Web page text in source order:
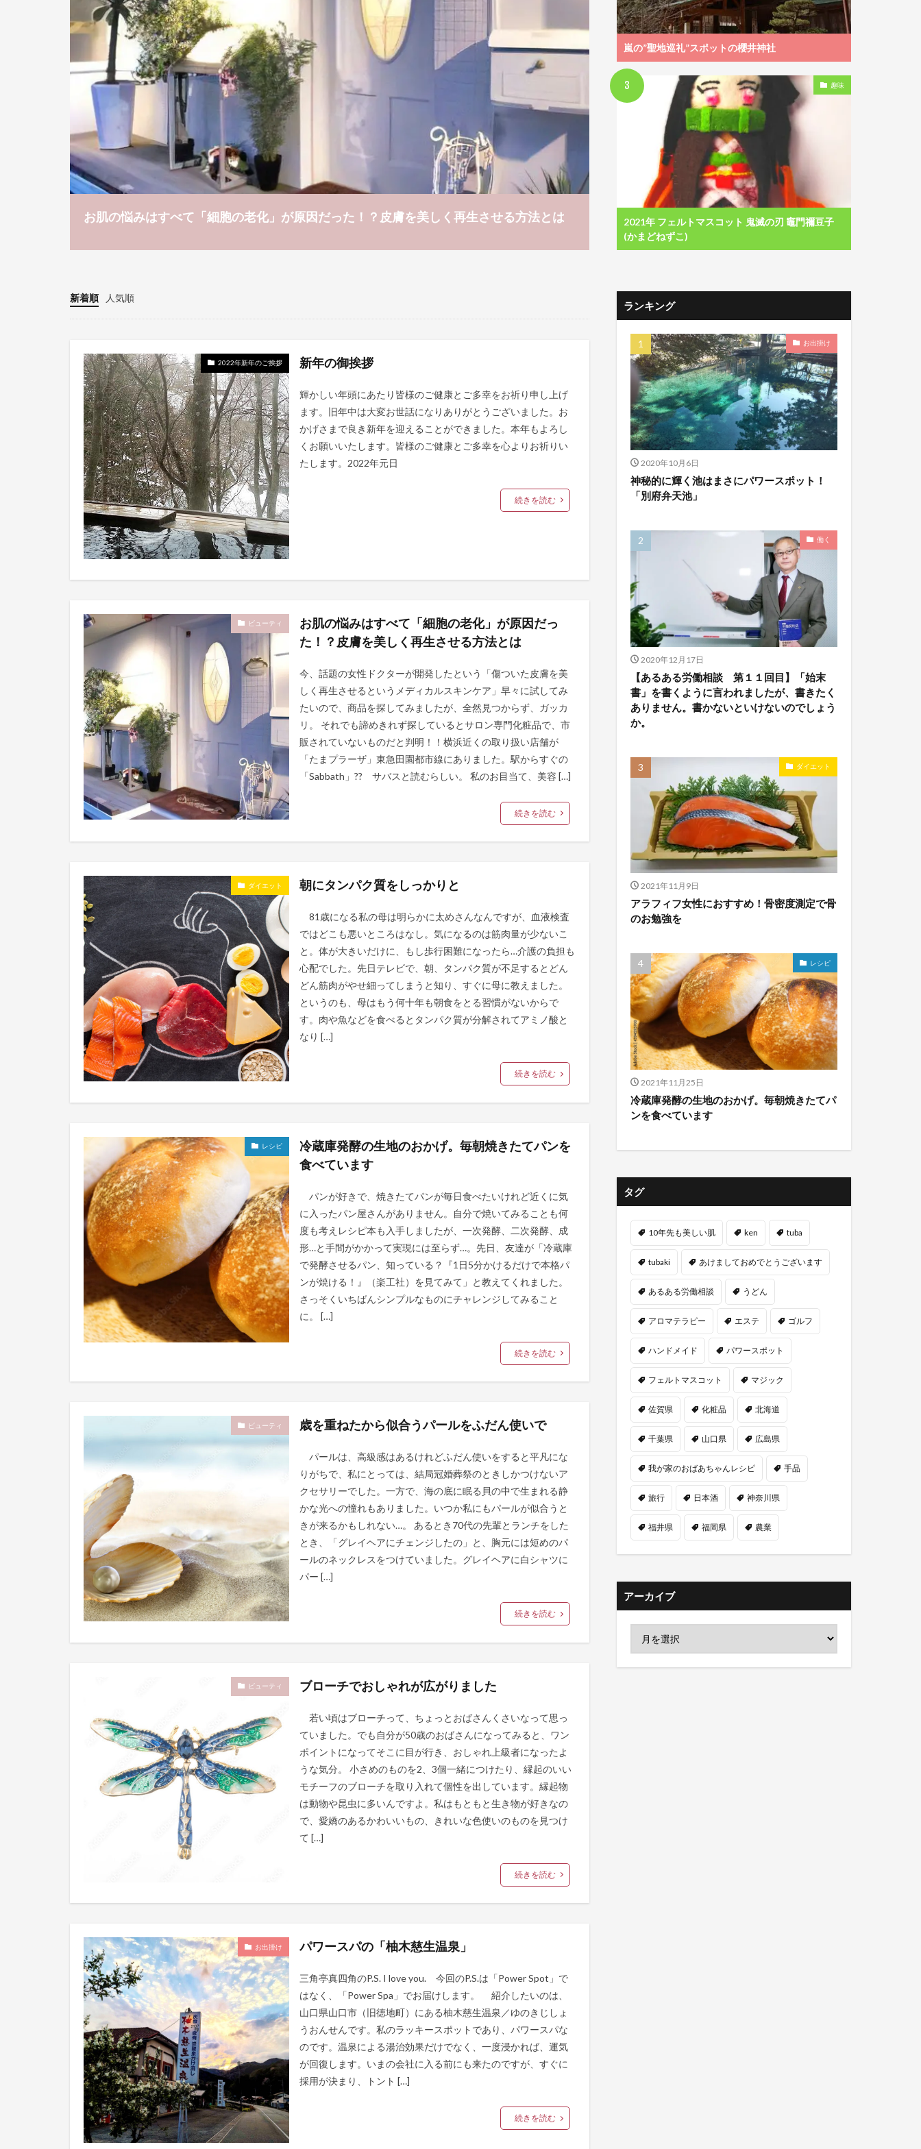
お肌の悩みはすべて「細胞の老化」が原因だった！？皮膚を美しく再生させる方法とは
嵐の”聖地巡礼”スポットの櫻井神社
趣味
2021年 フェルトマスコット 鬼滅の刃 竈門禰豆子
(かまどねずこ)
新着順 人気順
2022年新年のご挨拶 新年の御挨拶
輝かしい年頭にあたり皆様のご健康とご多幸をお祈り申し上げ
ます。旧年中は大変お世話になりありがとうございました。お
かげさまで良き新年を迎えることができました。本年もよろし
くお願いいたします。皆様のご健康とご多幸を心よりお祈りい
たします。2022年元日
続きを読む
ビューティ
お肌の悩みはすべて「細胞の老化」が原因だっ
た！？皮膚を美しく再生させる方法とは
今、話題の女性ドクターが開発したという「傷ついた皮膚を美
しく再生させるというメディカルスキンケア」早々に試してみ
たいので、商品を探してみましたが、全然見つからず、ガッカ
リ。 それでも諦めきれず探しているとサロン専門化粧品で、市
販されていないものだと判明！！横浜近くの取り扱い店舗が
「たまプラーザ」東急田園都市線にありました。駅からすぐの
「Sabbath」?? サバスと読むらしい。 私のお目当て、美容 […]
続きを読む
ダイエット 朝にタンパク質をしっかりと
81歳になる私の母は明らかに太めさんなんですが、血液検査
ではどこも悪いところはなし。気になるのは筋肉量が少ないこ
と。体が大きいだけに、もし歩行困難になったら…介護の負担も
心配でした。先日テレビで、朝、タンパク質が不足するとどん
どん筋肉がやせ細ってしまうと知り、すぐに母に教えました。
というのも、母はもう何十年も朝食をとる習慣がないからで
す。肉や魚などを食べるとタンパク質が分解されてアミノ酸と
なり […]
続きを読む
レシピ
冷蔵庫発酵の生地のおかげ。毎朝焼きたてパンを
食べています
パンが好きで、焼きたてパンが毎日食べたいけれど近くに気
に入ったパン屋さんがありません。自分で焼いてみることも何
度も考えレシピ本も入手しましたが、一次発酵、二次発酵、成
形…と手間がかかって実現には至らず…。先日、友達が「冷蔵庫
で発酵させるパン、知っている？『1日5分かけるだけで本格パ
ンが焼ける！』（楽工社）を見てみて」と教えてくれました。
さっそくいちばんシンプルなものにチャレンジしてみること
に。 […]
続きを読む
ビューティ 歳を重ねたから似合うパールをふだん使いで
パールは、高級感はあるけれどふだん使いをすると平凡にな
りがちで、私にとっては、結局冠婚葬祭のときしかつけないア
クセサリーでした。一方で、海の底に眠る貝の中で生まれる静
かな光への憧れもありました。いつか私にもパールが似合うと
きが来るかもしれない…。 あるとき70代の先輩とランチをした
とき、「グレイヘアにチェンジしたの」と、胸元には短めのパ
ールのネックレスをつけていました。グレイヘアに白シャツに
パー […]
続きを読む
ビューティ ブローチでおしゃれが広がりました
若い頃はブローチって、ちょっとおばさんくさいなって思っ
ていました。でも自分が50歳のおばさんになってみると、ワン
ポイントになってそこに目が行き、おしゃれ上級者になったよ
うな気分。 小さめのものを2、3個一緒につけたり、縁起のいい
モチーフのブローチを取り入れて個性を出しています。縁起物
は動物や昆虫に多いんですよ。私はもともと生き物が好きなの
で、愛嬌のあるかわいいもの、きれいな色使いのものを見つけ
て […]
続きを読む
お出掛け パワースパの「柚木慈生温泉」
三角亭真四角のP.S. I love you. 今回のP.S.は「Power Spot」で
はなく、「Power Spa」でお届けします。 紹介したいのは、
山口県山口市（旧徳地町）にある柚木慈生温泉／ゆのきじしょ
うおんせんです。私のラッキースポットであり、パワースパな
のです。温泉による湯治効果だけでなく、一度浸かれば、運気
が回復します。いまの会社に入る前にも来たのですが、すぐに
採用が決まり、トント […]
続きを読む
ランキング
お出掛け
2020年10月6日
神秘的に輝く池はまさにパワースポット！
「別府弁天池」
働く
2020年12月17日
【あるある労働相談 第１１回目】「始末
書」を書くように言われましたが、書きたく
ありません。書かないといけないのでしょう
か。
ダイエット
2021年11月9日
アラフィフ女性におすすめ！骨密度測定で骨
のお勉強を
レシピ
2021年11月25日
冷蔵庫発酵の生地のおかげ。毎朝焼きたてパ
ンを食べています
タグ
10年先も美しい肌 ken tuba
tubaki あけましておめでとうございます
あるある労働相談 うどん
アロマテラピー エステ ゴルフ
ハンドメイド パワースポット
フェルトマスコット マジック
佐賀県 化粧品 北海道
千葉県 山口県 広島県
我が家のおばあちゃんレシピ 手品
旅行 日本酒 神奈川県
福井県 福岡県 農業
アーカイブ